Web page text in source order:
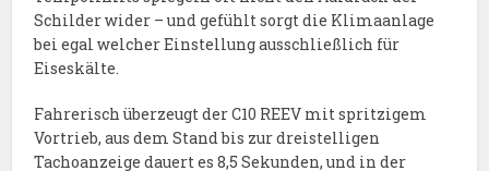
Schilder wider – und gefühlt sorgt die Klimaanlage
bei egal welcher Einstellung ausschließlich für
Eiseskälte.
Fahrerisch überzeugt der C10 REEV mit spritzigem
Vortrieb, aus dem Stand bis zur dreistelligen
Tachoanzeige dauert es 8,5 Sekunden, und in der